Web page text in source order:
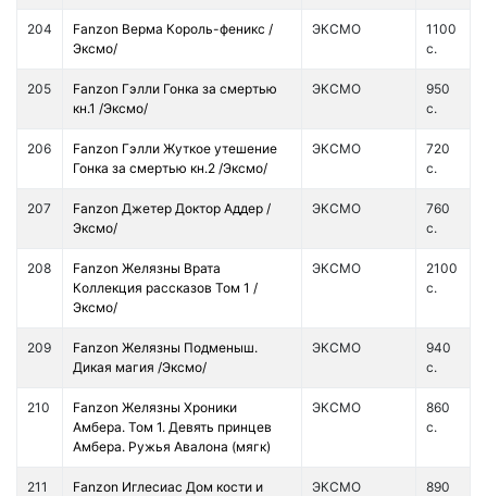
204
Fanzon Верма Король-феникс /
Эксмо/
ЭКСМО
1100
с.
205
Fanzon Гэлли Гонка за смертью
кн.1 /Эксмо/
ЭКСМО
950
с.
206
Fanzon Гэлли Жуткое утешение
Гонка за смертью кн.2 /Эксмо/
ЭКСМО
720
с.
207
Fanzon Джетер Доктор Аддер /
Эксмо/
ЭКСМО
760
с.
208
Fanzon Желязны Врата
Коллекция рассказов Том 1 /
Эксмо/
ЭКСМО
2100
с.
209
Fanzon Желязны Подменыш.
Дикая магия /Эксмо/
ЭКСМО
940
с.
210
Fanzon Желязны Хроники
Амбера. Том 1. Девять принцев
Амбера. Ружья Авалона (мягк)
ЭКСМО
860
с.
211
Fanzon Иглесиас Дом кости и
ЭКСМО
890